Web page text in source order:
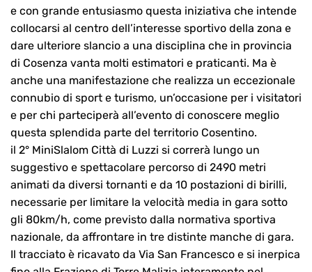
e con grande entusiasmo questa iniziativa che intende
collocarsi al centro dell’interesse sportivo della zona e
dare ulteriore slancio a una disciplina che in provincia
di Cosenza vanta molti estimatori e praticanti. Ma è
anche una manifestazione che realizza un eccezionale
connubio di sport e turismo, un’occasione per i visitatori
e per chi parteciperà all’evento di conoscere meglio
questa splendida parte del territorio Cosentino.
il 2° MiniSlalom Città di Luzzi si correrà lungo un
suggestivo e spettacolare percorso di 2490 metri
animati da diversi tornanti e da 10 postazioni di birilli,
necessarie per limitare la velocità media in gara sotto
gli 80km/h, come previsto dalla normativa sportiva
nazionale, da affrontare in tre distinte manche di gara.
Il tracciato è ricavato da Via San Francesco e si inerpica